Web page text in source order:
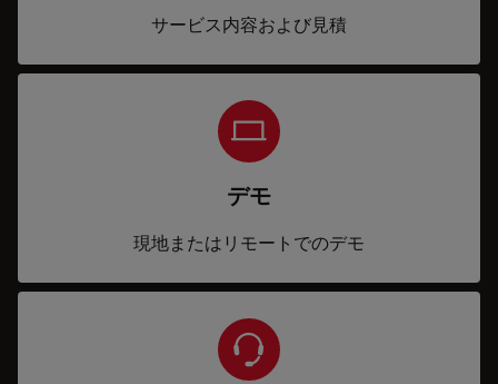
サービス内容および見積
デモ
現地またはリモートでのデモ